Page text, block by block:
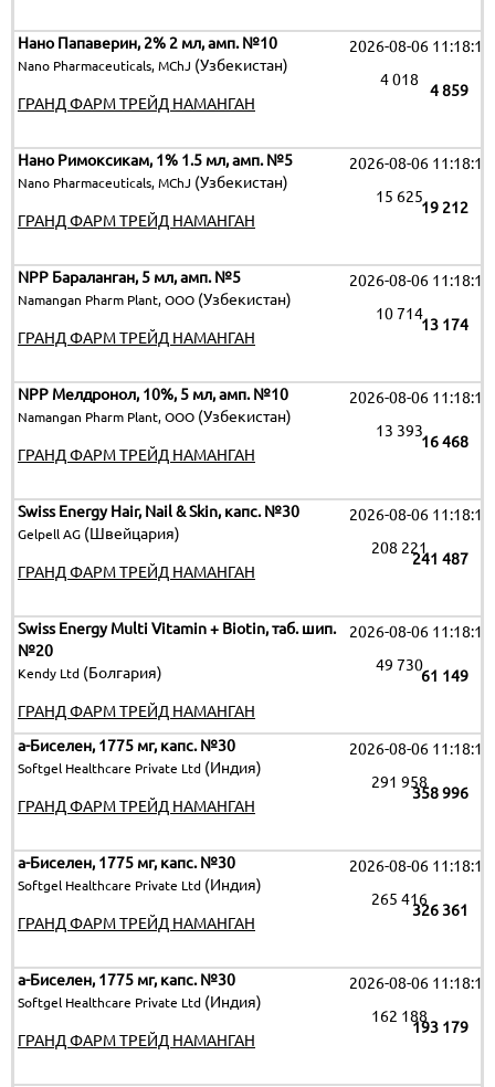
Нано Папаверин, 2% 2 мл, амп. №10
Nano Pharmaceuticals, MChJ (Узбекистан)
2026-08-06 11:18:19
4 859
4 018
ГРАНД ФАРМ ТРЕЙД НАМАНГАН
Нано Римоксикам, 1% 1.5 мл, амп. №5
Nano Pharmaceuticals, MChJ (Узбекистан)
2026-08-06 11:18:19
19 212
15 625
ГРАНД ФАРМ ТРЕЙД НАМАНГАН
NPP Бараланган, 5 мл, амп. №5
Namangan Pharm Plant, OOO (Узбекистан)
2026-08-06 11:18:19
13 174
10 714
ГРАНД ФАРМ ТРЕЙД НАМАНГАН
NPP Мелдронол, 10%, 5 мл, амп. №10
Namangan Pharm Plant, OOO (Узбекистан)
2026-08-06 11:18:19
16 468
13 393
ГРАНД ФАРМ ТРЕЙД НАМАНГАН
Swiss Energy Hair, Nail & Skin, капс. №30
Gelpell AG (Швейцария)
2026-08-06 11:18:19
241 487
208 221
ГРАНД ФАРМ ТРЕЙД НАМАНГАН
Swiss Energy Multi Vitamin + Biotin, таб. шип.
№20
Kendy Ltd (Болгария)
2026-08-06 11:18:19
61 149
49 730
ГРАНД ФАРМ ТРЕЙД НАМАНГАН
а-Биселен, 1775 мг, капс. №30
Softgel Healthcare Private Ltd (Индия)
2026-08-06 11:18:19
358 996
291 958
ГРАНД ФАРМ ТРЕЙД НАМАНГАН
а-Биселен, 1775 мг, капс. №30
Softgel Healthcare Private Ltd (Индия)
2026-08-06 11:18:19
326 361
265 416
ГРАНД ФАРМ ТРЕЙД НАМАНГАН
а-Биселен, 1775 мг, капс. №30
Softgel Healthcare Private Ltd (Индия)
2026-08-06 11:18:19
193 179
162 188
ГРАНД ФАРМ ТРЕЙД НАМАНГАН